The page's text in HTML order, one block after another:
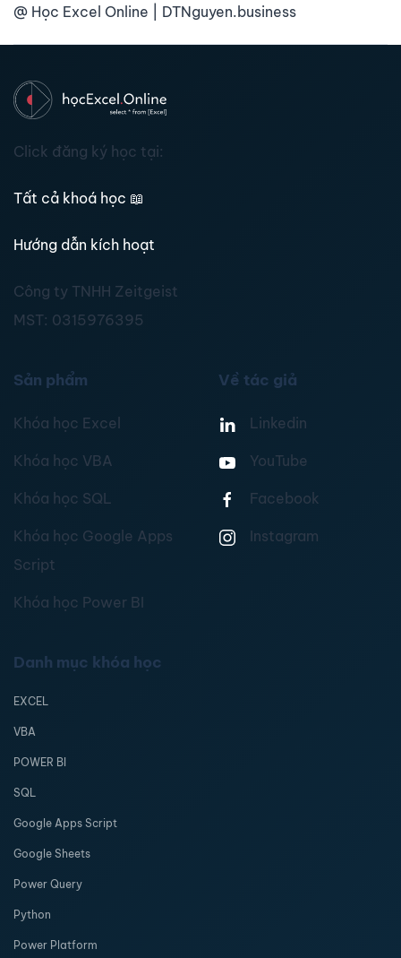
@ Học Excel Online | DTNguyen.business
Click đăng ký học tại:
Tất cả khoá học 📖
Hướng dẫn kích hoạt
Công ty TNHH Zeitgeist
MST: 0315976395
Sản phẩm
Khóa học Excel
Khóa học VBA
Khóa học SQL
Khóa học Google Apps
Script
Khóa học Power BI
Về tác giả
Linkedin
YouTube
Facebook
Instagram
Danh mục khóa học
EXCEL
VBA
POWER BI
SQL
Google Apps Script
Google Sheets
Power Query
Python
Power Platform